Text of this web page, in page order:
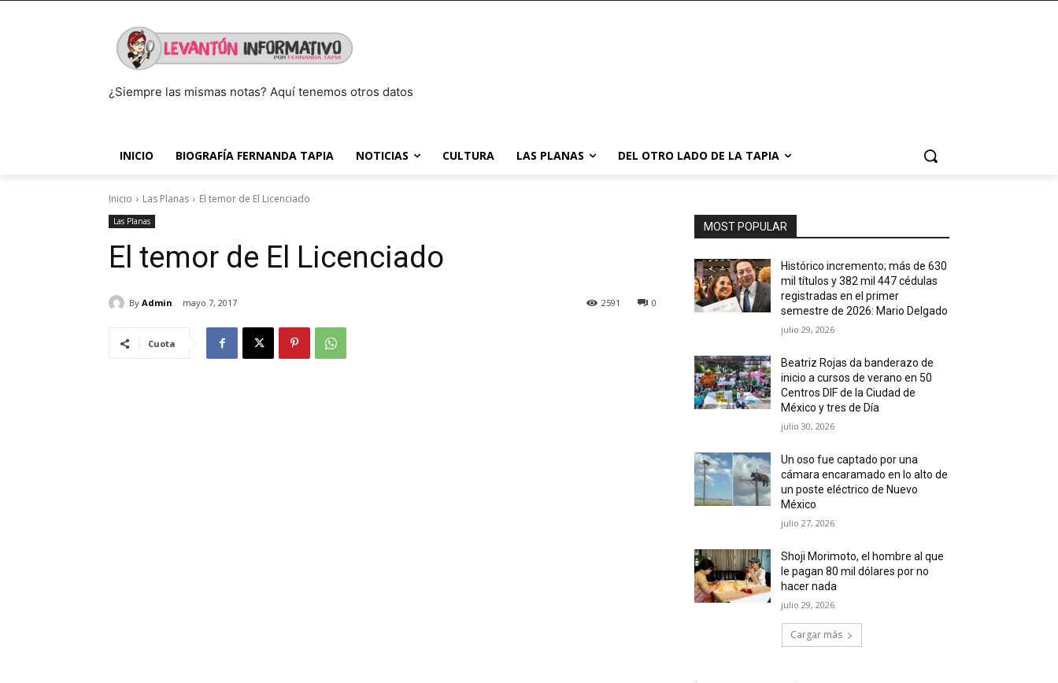
¿Siempre las mismas notas? Aquí tenemos otros datos
INICIO BIOGRAFÍA FERNANDA TAPIA NOTICIAS CULTURA LAS PLANAS DEL OTRO LADO DE LA TAPIA
Inicio Las Planas El temor de El Licenciado
Las Planas
El temor de El Licenciado
By Admin mayo 7, 2017 0
2591
Cuota
MOST POPULAR
Histórico incremento; más de 630
mil títulos y 382 mil 447 cédulas
registradas en el primer
semestre de 2026: Mario Delgado
julio 29, 2026
Beatriz Rojas da banderazo de
inicio a cursos de verano en 50
Centros DIF de la Ciudad de
México y tres de Día
julio 30, 2026
Un oso fue captado por una
cámara encaramado en lo alto de
un poste eléctrico de Nuevo
México
julio 27, 2026
Shoji Morimoto, el hombre al que
le pagan 80 mil dólares por no
hacer nada
julio 29, 2026
Cargar más